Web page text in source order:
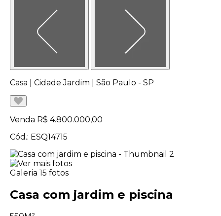
Casa | Cidade Jardim | São Paulo - SP
Venda R$ 4.800.000,00
Cód.: ESQ14715
Galeria 15 fotos
Casa com jardim e piscina